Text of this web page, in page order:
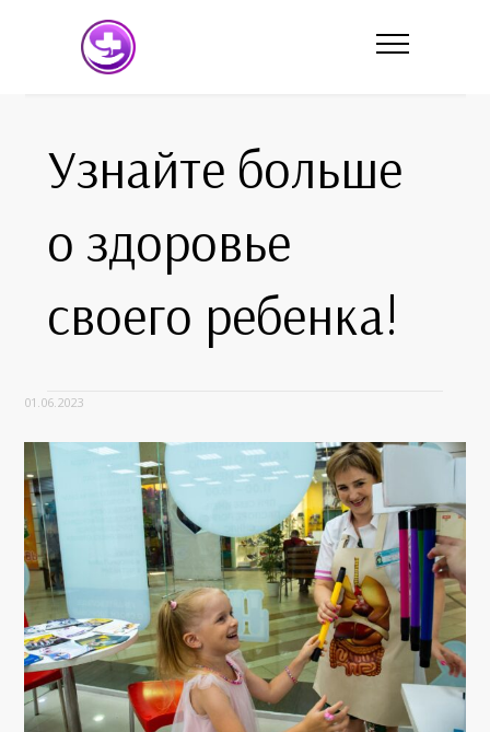
Узнайте больше
о здоровье
своего ребенка!
01.06.2023